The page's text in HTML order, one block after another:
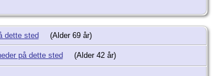
(Alder 69 år)
(Alder 42 år)